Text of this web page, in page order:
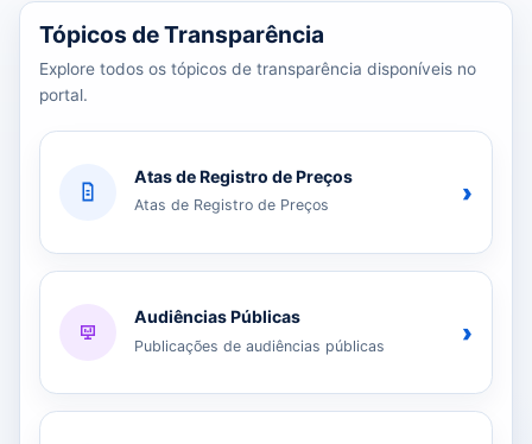
39 tópicos carregados do banco de dados.
Tópicos de Transparência
Explore todos os tópicos de transparência disponíveis no
portal.
Atas de Registro de Preços
Atas de Registro de Preços ›
Audiências Públicas
Publicações de audiências públicas ›